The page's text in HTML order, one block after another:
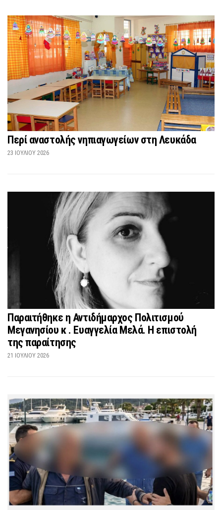
Περί αναστολής νηπιαγωγείων στη Λευκάδα
23 ΙΟΥΛΊΟΥ 2026
Παραιτήθηκε η Αντιδήμαρχος Πολιτισμού
Μεγανησίου κ . Ευαγγελία Μελά. Η επιστολή
της παραίτησης
21 ΙΟΥΛΊΟΥ 2026